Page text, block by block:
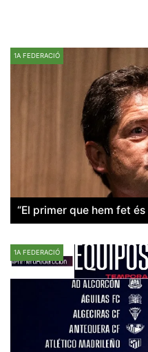
1A FEDERACIÓ
“El primer que hem fet
1A FEDERACIÓ